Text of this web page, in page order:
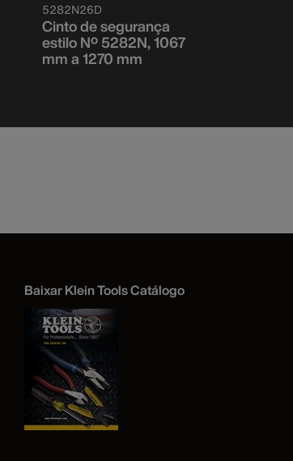
5282N26D
Cinto de segurança
estilo Nº 5282N, 1067
mm a 1270 mm
Baixar Klein Tools Catálogo